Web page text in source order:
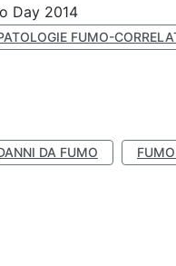
Day 2014
FUMO-
DA FUMO